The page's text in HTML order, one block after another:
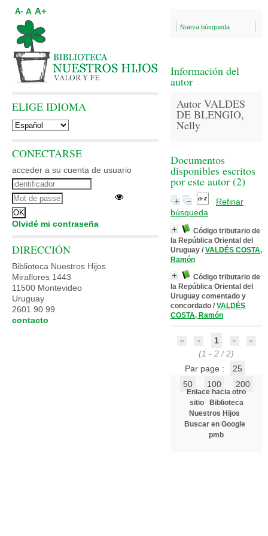
Nueva búsqueda
Información del
autor
Autor VALDES
DE BLENGIO,
Nelly
Documentos
disponibles escritos
por este autor (2)
Refinar
búsqueda
Código tributario de
la República Oriental del
Uruguay / VALDÉS COSTA,
Ramón
Código tributario de
la República Oriental del
Uruguay comentado y
concordado / VALDÉS
COSTA, Ramón
1
(1 - 2 / 2)
Par page :
25
50
100 200
Enlace hacia otro
sitio
Biblioteca
Nuestros Hijos
Buscar en Google
pmb
A- A A+
ELIGE IDIOMA
CONECTARSE
acceder a su cuenta de usuario
Olvidé mi contraseña
DIRECCIÓN
Biblioteca Nuestros Hijos
Miraflores 1443
11500 Montevideo
Uruguay
2601 90 99
contacto